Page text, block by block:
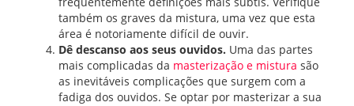
também os graves da mistura, uma vez que esta
área é notoriamente difícil de ouvir.
Dê descanso aos seus ouvidos. Uma das partes
mais complicadas da masterização e mistura são
as inevitáveis complicações que surgem com a
fadiga dos ouvidos. Se optar por masterizar a sua